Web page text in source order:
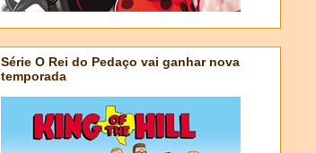
Série O Rei do Pedaço vai ganhar nova
temporada